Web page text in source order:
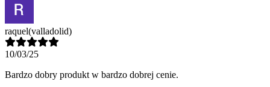
raquel(valladolid)
10/03/25
Bardzo dobry produkt w bardzo dobrej cenie.